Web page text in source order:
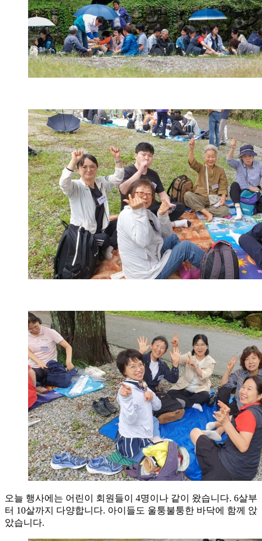
오늘 행사에는 어린이 회원들이 4명이나 같이 왔습니다. 6살부
터 10살까지 다양합니다. 아이들도 울퉁불퉁한 바닥에 함께 앉
았습니다.